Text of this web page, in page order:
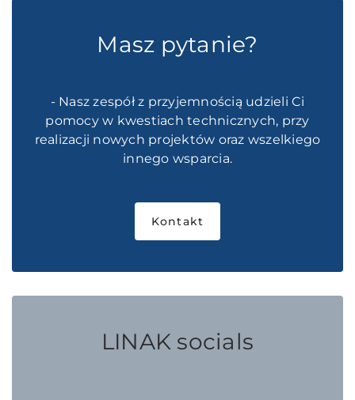
Masz pytanie?
- Nasz zespół z przyjemnością udzieli Ci
pomocy w kwestiach technicznych, przy
realizacji nowych projektów oraz wszelkiego
innego wsparcia.
Kontakt
LINAK socials